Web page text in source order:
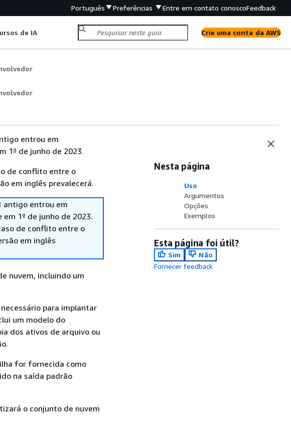
Português Preferências Entre em contato conoscoFeedback
de IA Crie uma conta da AWS
entrou em
1º de junho de 2023.
de conflito entre o
em inglês prevalecerá.
antigo entrou em
1º de junho de 2023.
de conflito entre o
em inglês
nuvem, incluindo um
para implantar
um modelo do
dos ativos de arquivo ou
for fornecida como
na saída padrão
o conjunto de nuvem
Nesta página
Uso
Argumentos
Opções
Exemplos
Esta página foi útil?
Sim
Não
Fornecer feedback